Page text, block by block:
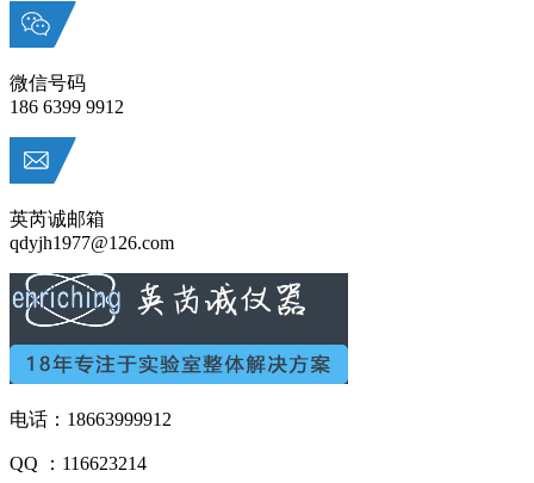
微信号码
186 6399 9912
英芮诚邮箱
qdyjh1977@126.com
电话：18663999912
QQ ：116623214